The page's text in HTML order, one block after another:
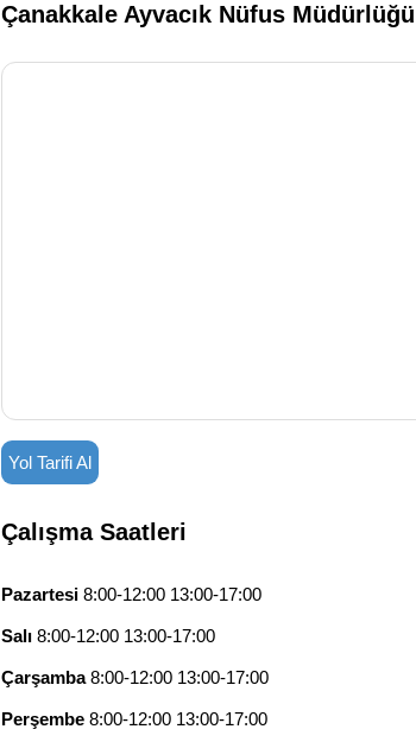
Çanakkale Ayvacık Nüfus
Yol Tarifi Al
Çalışma Saatleri
Pazartesi8:00-12:00 13:00-17:00
Salı8:00-12:00 13:00-17:00
Çarşamba8:00-12:00 13:00-17:00
Perşembe8:00-12:00 13:00-17:00